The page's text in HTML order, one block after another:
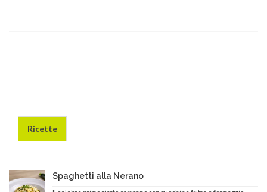
Ricette
Spaghetti alla Nerano